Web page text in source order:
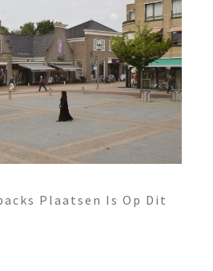
Plaatsen Is Op Dit